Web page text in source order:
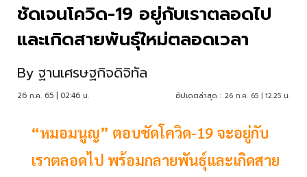
ชัดเจนโควิด-19 อยู่กับเราตลอดไป
และเกิดสายพันธุ์ใหม่ตลอดเวลา
By ฐานเศรษฐกิจดิจิทัล
26 ก.ค. 65 | 02:46 น. อัปเดตล่าสุด : 26 ก.ค. 65 | 12:25 น.
“หมอมนูญ” ตอบชัดโควิด-19 จะอยู่กับ
เราตลอดไป พร้อมกลายพันธุ์และเกิดสาย